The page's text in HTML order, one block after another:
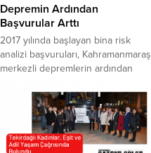
yatırımlara yeterince bütçe
ayrılmamasının faturasının, 6 Şubat
depremi ile vatandaşlara yıkıldığını
söyledi. Eğitimsen Tekirdağ Şubesi,
Kahramanmaraş merkezli 6 Şubat
depreminin yıl dönümünde,...
Depremin Ardından
Başvurular Arttı
2017 yılında başlayan bina risk
analizi başvuruları, Kahramanmaraş
merkezli depremlerin ardından
başladı. Tekirdağ Büyükşehir
Belediyesi deprem yol haritası
çalışması kapsamında 799.2
hektarlık 16 adet barınma alanının